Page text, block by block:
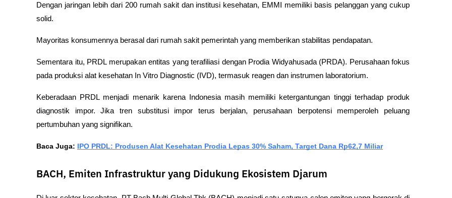
Dengan jaringan lebih dari 200 rumah sakit dan institusi kesehatan, EMMI memiliki basis pelanggan yang cukup
solid.
Mayoritas konsumennya berasal dari rumah sakit pemerintah yang memberikan stabilitas pendapatan.
Sementara itu, PRDL merupakan entitas yang terafiliasi dengan Prodia Widyahusada (PRDA). Perusahaan fokus
pada produksi alat kesehatan In Vitro Diagnostic (IVD), termasuk reagen dan instrumen laboratorium.
Keberadaan PRDL menjadi menarik karena Indonesia masih memiliki ketergantungan tinggi terhadap produk
diagnostik impor. Jika tren substitusi impor terus berjalan, perusahaan berpotensi memperoleh peluang
pertumbuhan yang signifikan.
Baca Juga: IPO PRDL: Produsen Alat Kesehatan Prodia Lepas 30% Saham, Target Dana Rp62,7 Miliar
BACH, Emiten Infrastruktur yang Didukung Ekosistem Djarum